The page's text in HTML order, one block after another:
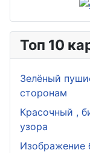
Топ 10
Зелёный
сторонам
Красочный ,
узора
Изображение